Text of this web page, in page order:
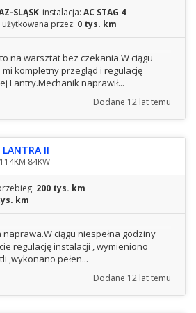
SLĄSK instalacja: AC STAG 4
użytkowana przez: 0 tys. km
na warsztat bez czekania.W ciągu
kompletny przegląd i regulację
Lantry.Mechanik naprawił...
Dodane 12 lat temu
LANTRA II
84KW
200 tys. km
km
ciągu niespełna godziny
regulację instalacji , wymieniono
,wykonano pełen...
Dodane 12 lat temu